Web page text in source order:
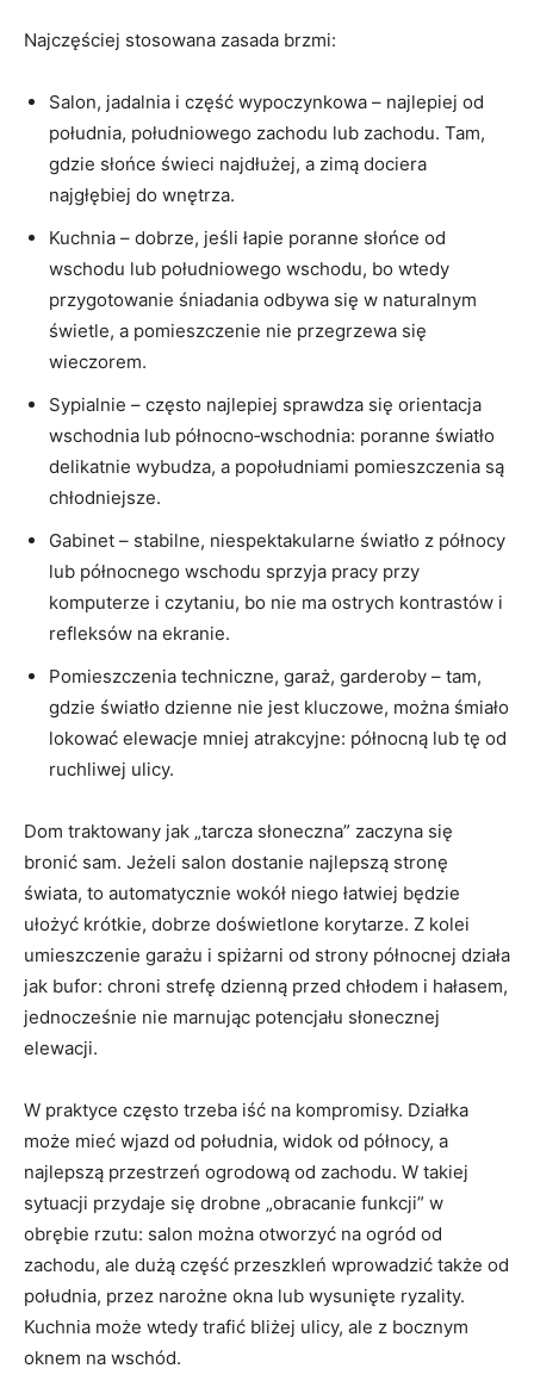
Najczęściej stosowana zasada brzmi:
Salon, jadalnia i część wypoczynkowa – najlepiej od
południa, południowego zachodu lub zachodu. Tam,
gdzie słońce świeci najdłużej, a zimą dociera
najgłębiej do wnętrza.
Kuchnia – dobrze, jeśli łapie poranne słońce od
wschodu lub południowego wschodu, bo wtedy
przygotowanie śniadania odbywa się w naturalnym
świetle, a pomieszczenie nie przegrzewa się
wieczorem.
Sypialnie – często najlepiej sprawdza się orientacja
wschodnia lub północno‑wschodnia: poranne światło
delikatnie wybudza, a popołudniami pomieszczenia są
chłodniejsze.
Gabinet – stabilne, niespektakularne światło z północy
lub północnego wschodu sprzyja pracy przy
komputerze i czytaniu, bo nie ma ostrych kontrastów i
refleksów na ekranie.
Pomieszczenia techniczne, garaż, garderoby – tam,
gdzie światło dzienne nie jest kluczowe, można śmiało
lokować elewacje mniej atrakcyjne: północną lub tę od
ruchliwej ulicy.
Dom traktowany jak „tarcza słoneczna” zaczyna się
bronić sam. Jeżeli salon dostanie najlepszą stronę
świata, to automatycznie wokół niego łatwiej będzie
ułożyć krótkie, dobrze doświetlone korytarze. Z kolei
umieszczenie garażu i spiżarni od strony północnej działa
jak bufor: chroni strefę dzienną przed chłodem i hałasem,
jednocześnie nie marnując potencjału słonecznej
elewacji.
W praktyce często trzeba iść na kompromisy. Działka
może mieć wjazd od południa, widok od północy, a
najlepszą przestrzeń ogrodową od zachodu. W takiej
sytuacji przydaje się drobne „obracanie funkcji” w
obrębie rzutu: salon można otworzyć na ogród od
zachodu, ale dużą część przeszkleń wprowadzić także od
południa, przez narożne okna lub wysunięte ryzality.
Kuchnia może wtedy trafić bliżej ulicy, ale z bocznym
oknem na wschód.